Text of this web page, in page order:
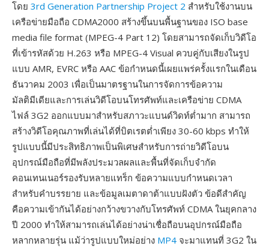
โดย 3rd Generation Partnership Project 2 สำหรับใช้งานบน
เครือข่ายมือถือ CDMA2000 สร้างขึ้นบนพื้นฐานของ ISO base
media file format (MPEG-4 Part 12) โดยสามารถจัดเก็บวิดีโอ
ที่เข้ารหัสด้วย H.263 หรือ MPEG-4 Visual ควบคู่กับเสียงในรูป
แบบ AMR, EVRC หรือ AAC ข้อกำหนดนี้เผยแพร่ครั้งแรกในเดือน
ธันวาคม 2003 เพื่อเป็นมาตรฐานในการจัดการข้อความ
มัลติมีเดียและการเล่นวิดีโอบนโทรศัพท์และเครือข่าย CDMA
ไฟล์ 3G2 ออกแบบมาสำหรับสภาวะแบนด์วิดท์ต่ำมาก สามารถ
สร้างวิดีโอคุณภาพที่เล่นได้ที่บิตเรตต่ำเพียง 30-60 kbps ทำให้
รูปแบบนี้มีประสิทธิภาพเป็นพิเศษสำหรับการถ่ายวิดีโอบน
อุปกรณ์มือถือที่มีพลังประมวลผลและพื้นที่จัดเก็บจำกัด
คอนเทนเนอร์รองรับหลายแทร็ก ข้อความแบบกำหนดเวลา
สำหรับคำบรรยาย และข้อมูลเมตาดาต้าแบบฝังตัว ข้อดีสำคัญ
คือความเข้ากันได้อย่างกว้างขวางกับโทรศัพท์ CDMA ในยุคกลาง
ปี 2000 ทำให้สามารถเล่นได้อย่างน่าเชื่อถือบนอุปกรณ์มือถือ
หลากหลายรุ่น แม้ว่ารูปแบบใหม่อย่าง MP4 จะมาแทนที่ 3G2 ใน